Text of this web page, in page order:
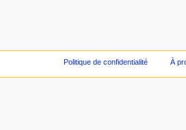
Politique de confidentialité À